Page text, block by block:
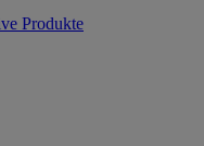
Produkte